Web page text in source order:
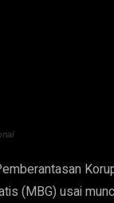
(MBG) usai